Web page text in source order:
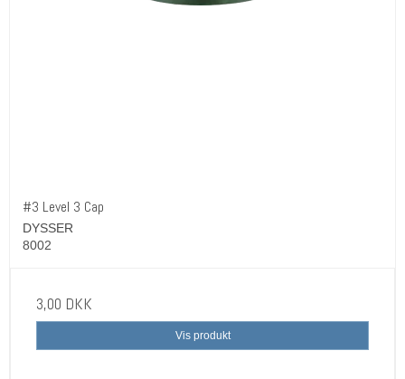
#3 Level 3 Cap
DYSSER
8002
3,00 DKK
Vis produkt